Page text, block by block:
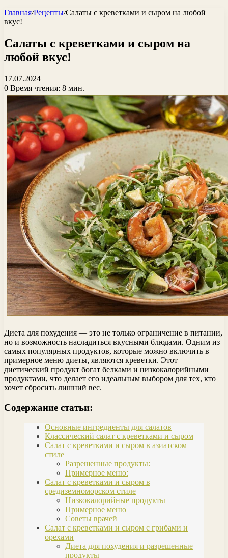
Главная/Рецепты/Салаты с креветками и сыром на любой
вкус!
Салаты с креветками и сыром на
любой вкус!
17.07.2024
0 Время чтения: 8 мин.
Диета для похудения — это не только ограничение в питании,
но и возможность насладиться вкусными блюдами. Одним из
самых популярных продуктов, которые можно включить в
примерное меню диеты, являются креветки. Этот
диетический продукт богат белками и низкокалорийными
продуктами, что делает его идеальным выбором для тех, кто
хочет сбросить лишний вес.
Содержание статьи:
Основные ингредиенты для салатов
Классический салат с креветками и сыром
Салат с креветками и сыром в азиатском
стиле
Разрешенные продукты:
Примерное меню:
Салат с креветками и сыром в
средиземноморском стиле
Низкокалорийные продукты
Примерное меню
Советы врачей
Салат с креветками и сыром с грибами и
орехами
Диета для похудения и разрешенные
продукты